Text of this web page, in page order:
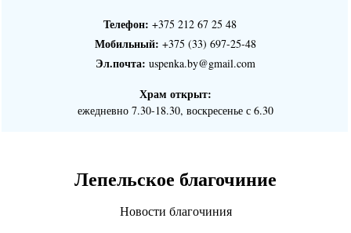
Телефон: +375 212 67 25 48 ⠀
Мобильный: +375 (33) 697-25-48
Эл.почта: uspenka.by@gmail.com
Храм открыт:
ежедневно 7.30-18.30, воскресенье с 6.30
Лепельское благочиние
Новости благочиния